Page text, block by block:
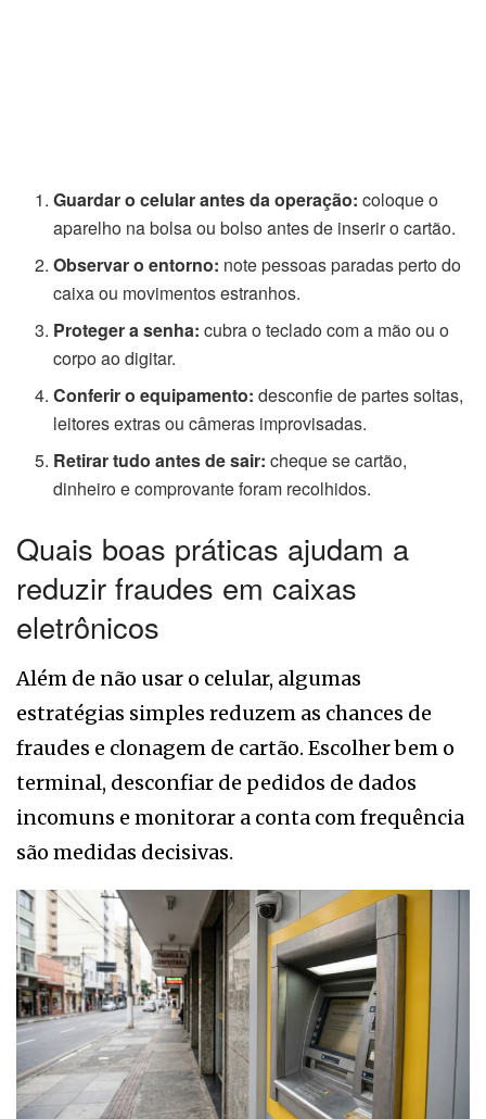
Guardar o celular antes da operação: coloque o
aparelho na bolsa ou bolso antes de inserir o cartão.
Observar o entorno: note pessoas paradas perto do
caixa ou movimentos estranhos.
Proteger a senha: cubra o teclado com a mão ou o
corpo ao digitar.
Conferir o equipamento: desconfie de partes soltas,
leitores extras ou câmeras improvisadas.
Retirar tudo antes de sair: cheque se cartão,
dinheiro e comprovante foram recolhidos.
Quais boas práticas ajudam a
reduzir fraudes em caixas
eletrônicos
Além de não usar o celular, algumas
estratégias simples reduzem as chances de
fraudes e clonagem de cartão. Escolher bem o
terminal, desconfiar de pedidos de dados
incomuns e monitorar a conta com frequência
são medidas decisivas.